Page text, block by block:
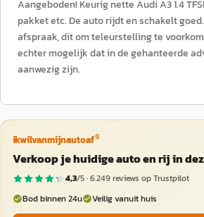
Aangeboden! Keurig nette Audi A3 1.4
pakket etc. De auto rijdt en schakelt
afspraak, dit om teleurstelling te
echter mogelijk dat in de gehanteerde
aanwezig zijn.
ikwilvanmijnautoaf®
Verkoop je huidige auto en rij in
4,3/5 ·6.249reviews op Trustpilot
Bod binnen 24u
Veilig vanuit huis